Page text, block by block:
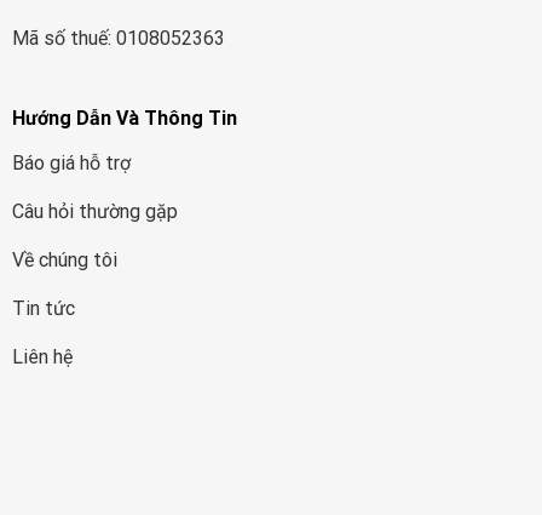
Mã số thuế: 0108052363
Hướng Dẫn Và Thông Tin
Báo giá hỗ trợ
Câu hỏi thường gặp
Về chúng tôi
Tin tức
Liên hệ